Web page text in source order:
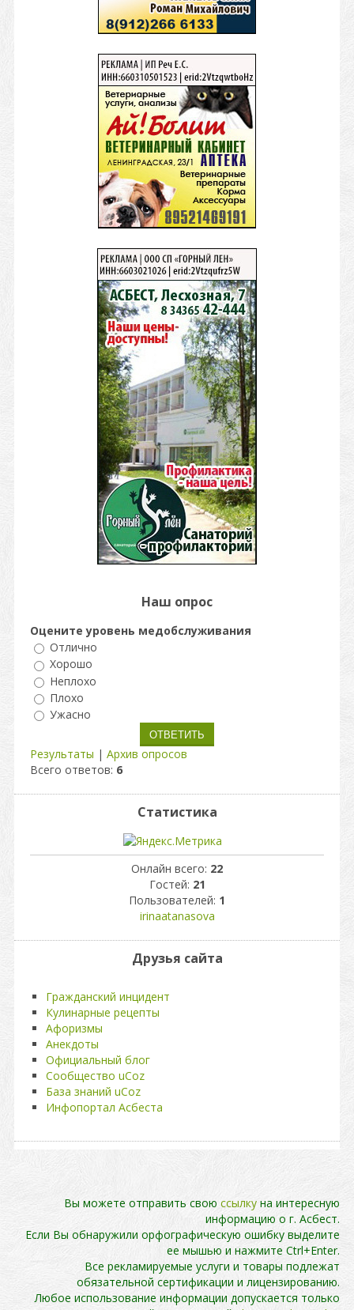
Наш опрос
Оцените уровень медобслуживания
Отлично
Хорошо
Неплохо
Плохо
Ужасно
Результаты | Архив опросов
Всего ответов: 6
Статистика
Онлайн всего: 22
Гостей: 21
Пользователей: 1
irinaatanasova
Друзья сайта
Гражданский инцидент
Кулинарные рецепты
Афоризмы
Анекдоты
Официальный блог
Сообщество uCoz
База знаний uCoz
Инфопортал Асбеста
Вы можете отправить свою ссылку на интересную
информацию о г. Асбест.
Если Вы обнаружили орфографическую ошибку выделите
ее мышью и нажмите Ctrl+Enter.
Все рекламируемые услуги и товары подлежат
обязательной сертификации и лицензированию.
Любое использование информации допускается только